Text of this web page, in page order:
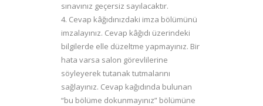
sınavınız geçersiz sayılacaktır.
4. Cevap kâğıdınızdaki imza bölümünü
imzalayınız. Cevap kâğıdı üzerindeki
bilgilerde elle düzeltme yapmayınız. Bir
hata varsa salon görevlilerine
söyleyerek tutanak tutmalarını
sağlayınız. Cevap kağıdında bulunan
“bu bölüme dokunmayınız” bölümüne